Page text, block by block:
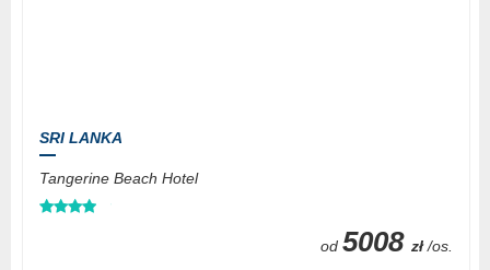
SRI LANKA
Tangerine Beach Hotel
od 5008 zł /os.